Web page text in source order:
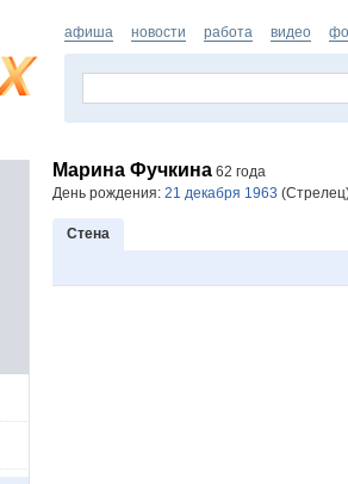
афиша новости работа видео
Марина Фучкина 62 года
День рождения: 21 декабря 1963
Стена